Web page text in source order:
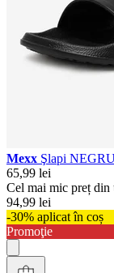
Mexx Şlapi
65,99 lei
Cel mai mic preț din
94,99 lei
-30% aplicat în coș
Promoţie